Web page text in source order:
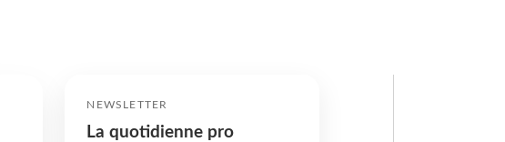
NEWSLETTER
La quotidienne pro